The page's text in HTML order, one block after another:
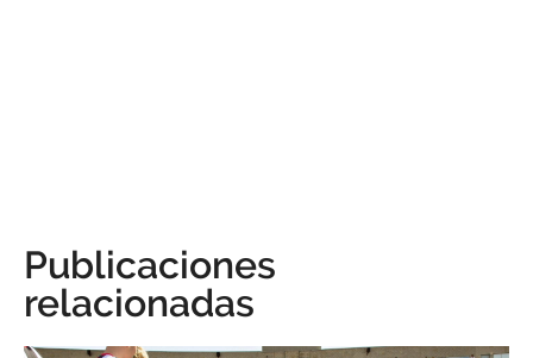
Publicaciones
relacionadas